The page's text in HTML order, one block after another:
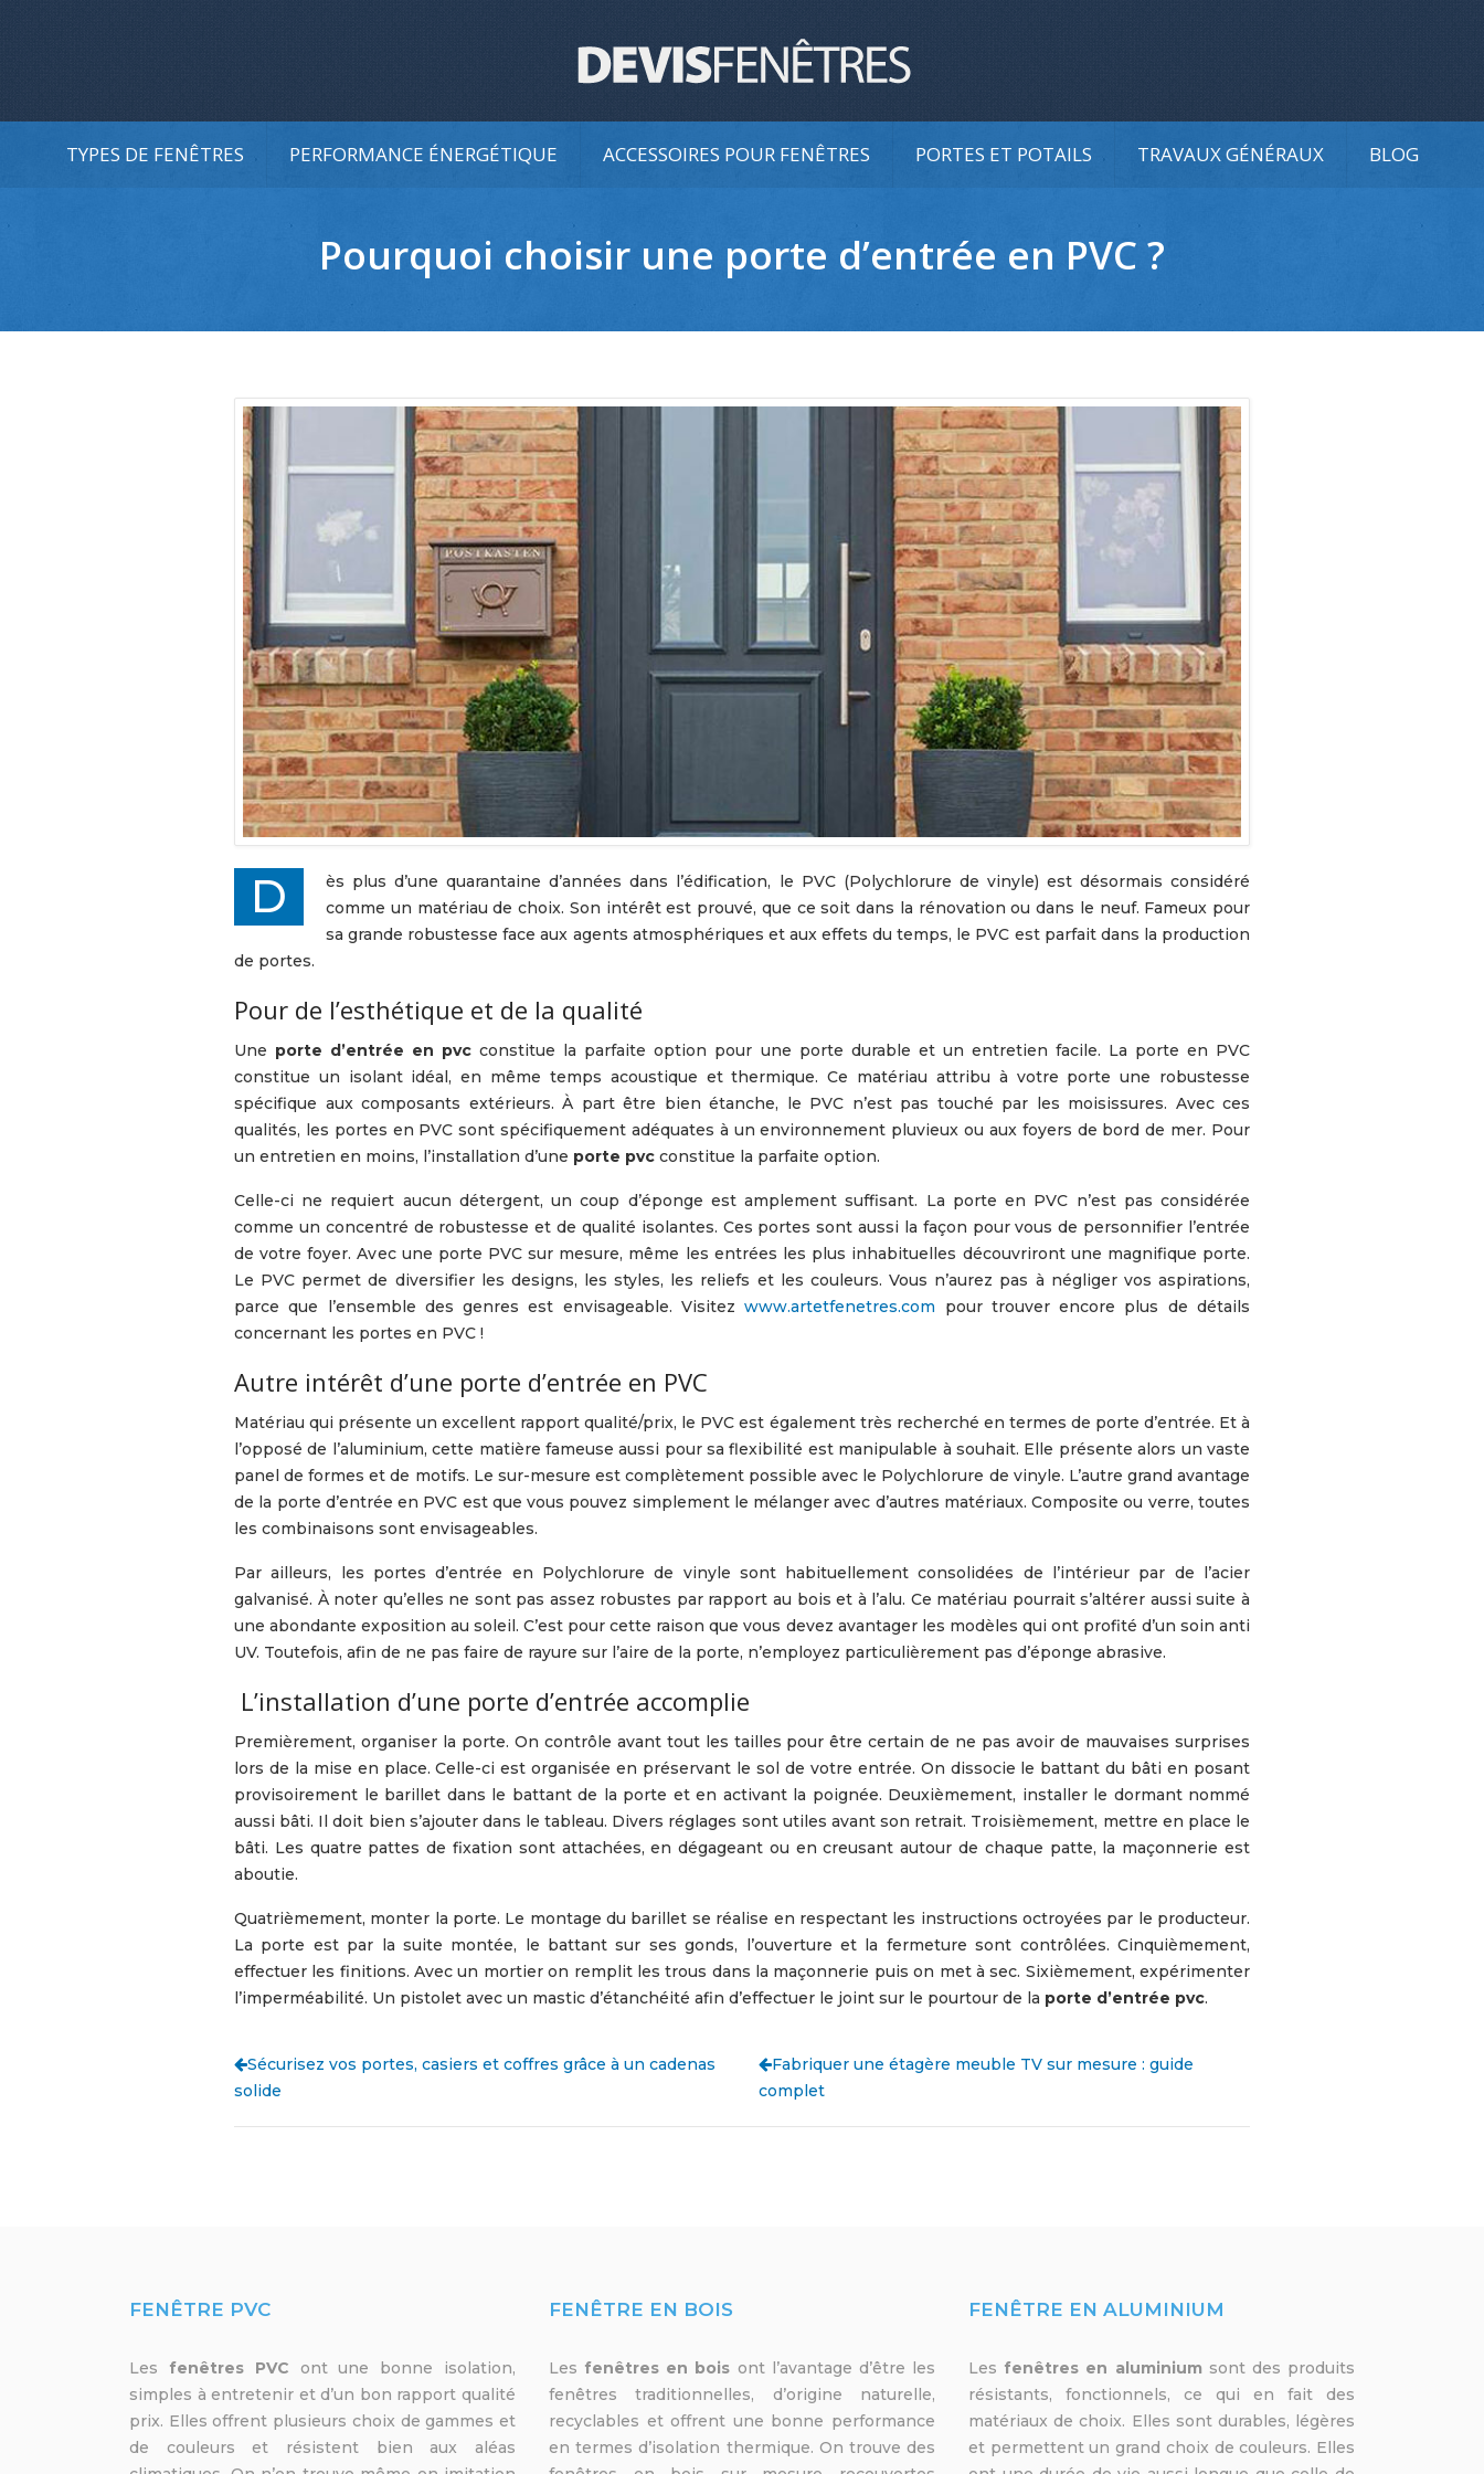
TYPES DE FENÊTRES PERFORMANCE ÉNERGÉTIQUE ACCESSOIRES POUR FENÊTRES PORTES ET POTAILS TRAVAUX GÉNÉRAUX BLOG
Pourquoi choisir une porte d’entrée en PVC ?
Dès plus d’une quarantaine d’années dans l’édification, le PVC (Polychlorure de vinyle) est désormais considéré
comme un matériau de choix. Son intérêt est prouvé, que ce soit dans la rénovation ou dans le neuf. Fameux pour
sa grande robustesse face aux agents atmosphériques et aux effets du temps, le PVC est parfait dans la production
de portes.
Pour de l’esthétique et de la qualité
Une porte d’entrée en pvc constitue la parfaite option pour une porte durable et un entretien facile. La porte en PVC
constitue un isolant idéal, en même temps acoustique et thermique. Ce matériau attribu à votre porte une robustesse
spécifique aux composants extérieurs. À part être bien étanche, le PVC n’est pas touché par les moisissures. Avec ces
qualités, les portes en PVC sont spécifiquement adéquates à un environnement pluvieux ou aux foyers de bord de mer. Pour
un entretien en moins, l’installation d’une porte pvc constitue la parfaite option.
Celle-ci ne requiert aucun détergent, un coup d’éponge est amplement suffisant. La porte en PVC n’est pas considérée
comme un concentré de robustesse et de qualité isolantes. Ces portes sont aussi la façon pour vous de personnifier l’entrée
de votre foyer. Avec une porte PVC sur mesure, même les entrées les plus inhabituelles découvriront une magnifique porte.
Le PVC permet de diversifier les designs, les styles, les reliefs et les couleurs. Vous n’aurez pas à négliger vos aspirations,
parce que l’ensemble des genres est envisageable. Visitezwww.artetfenetres.com pour trouver encore plus de détails
concernant les portes en PVC !
Autre intérêt d’une porte d’entrée en PVC
Matériau qui présente un excellent rapport qualité/prix, le PVC est également très recherché en termes de porte d’entrée. Et à
l’opposé de l’aluminium, cette matière fameuse aussi pour sa flexibilité est manipulable à souhait. Elle présente alors un vaste
panel de formes et de motifs. Le sur-mesure est complètement possible avec le Polychlorure de vinyle. L’autre grand avantage
de la porte d’entrée en PVC est que vous pouvez simplement le mélanger avec d’autres matériaux. Composite ou verre, toutes
les combinaisons sont envisageables.
Par ailleurs, les portes d’entrée en Polychlorure de vinyle sont habituellement consolidées de l’intérieur par de l’acier
galvanisé. À noter qu’elles ne sont pas assez robustes par rapport au bois et à l’alu. Ce matériau pourrait s’altérer aussi suite à
une abondante exposition au soleil. C’est pour cette raison que vous devez avantager les modèles qui ont profité d’un soin anti
UV. Toutefois, afin de ne pas faire de rayure sur l’aire de la porte, n’employez particulièrement pas d’éponge abrasive.
L’installation d’une porte d’entrée accomplie
Premièrement, organiser la porte. On contrôle avant tout les tailles pour être certain de ne pas avoir de mauvaises surprises
lors de la mise en place. Celle-ci est organisée en préservant le sol de votre entrée. On dissocie le battant du bâti en posant
provisoirement le barillet dans le battant de la porte et en activant la poignée. Deuxièmement, installer le dormant nommé
aussi bâti. Il doit bien s’ajouter dans le tableau. Divers réglages sont utiles avant son retrait. Troisièmement, mettre en place le
bâti. Les quatre pattes de fixation sont attachées, en dégageant ou en creusant autour de chaque patte, la maçonnerie est
aboutie.
Quatrièmement, monter la porte. Le montage du barillet se réalise en respectant les instructions octroyées par le producteur.
La porte est par la suite montée, le battant sur ses gonds, l’ouverture et la fermeture sont contrôlées. Cinquièmement,
effectuer les finitions. Avec un mortier on remplit les trous dans la maçonnerie puis on met à sec. Sixièmement, expérimenter
l’imperméabilité. Un pistolet avec un mastic d’étanchéité afin d’effectuer le joint sur le pourtour de la porte d’entrée pvc.
Sécurisez vos portes, casiers et coffres grâce à un cadenas
solide
Fabriquer une étagère meuble TV sur mesure : guide
complet
FENÊTRE PVC
Les fenêtres PVC ont une bonne isolation,
simples à entretenir et d’un bon rapport qualité
prix. Elles offrent plusieurs choix de gammes et
de couleurs et résistent bien aux aléas
FENÊTRE EN BOIS
Les fenêtres en bois ont l’avantage d’être les
fenêtres traditionnelles, d’origine naturelle,
recyclables et offrent une bonne performance
en termes d’isolation thermique. On trouve des
FENÊTRE EN ALUMINIUM
Les fenêtres en aluminium sont des produits
résistants, fonctionnels, ce qui en fait des
matériaux de choix. Elles sont durables, légères
et permettent un grand choix de couleurs. Elles